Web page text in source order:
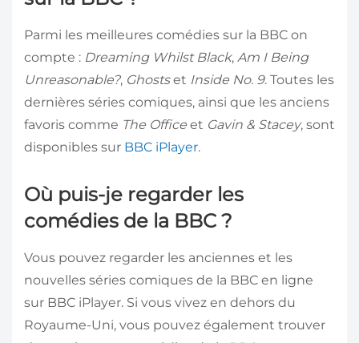
Parmi les meilleures comédies sur la BBC on
compte : Dreaming Whilst Black, Am I Being
Unreasonable?, Ghostset Inside No. 9. Toutes les
dernières séries comiques, ainsi que les anciens
favoris comme The Office et Gavin & Stacey, sont
disponibles sur BBC iPlayer.
Où puis-je regarder les
comédies de la BBC ?
Vous pouvez regarder les anciennes et les
nouvelles séries comiques de la BBC en ligne
sur BBC iPlayer. Si vous vivez en dehors du
Royaume-Uni, vous pouvez également trouver